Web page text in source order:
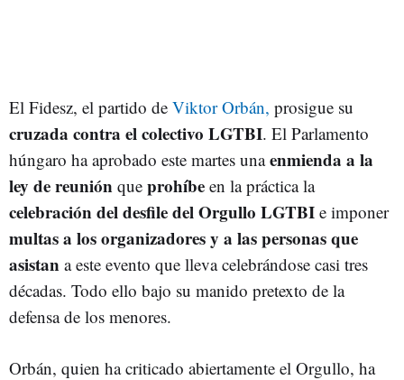
El Fidesz, el partido de Viktor Orbán, prosigue su
cruzada contra el colectivo LGTBI. El Parlamento
húngaro ha aprobado este martes unaenmienda a la
ley de reunión que prohíbe en la práctica la
celebración del desfile del Orgullo LGTBI e imponer
multas a los organizadores y a las personas que
asistan a este evento que lleva celebrándose casi tres
décadas. Todo ello bajo su manido pretexto de la
defensa de los menores.
Orbán, quien ha criticado abiertamente el Orgullo, ha